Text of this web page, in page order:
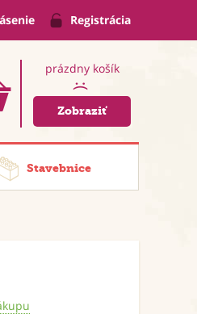
Registrácia
prázdny košík
:(
Zobraziť
Stavebnice